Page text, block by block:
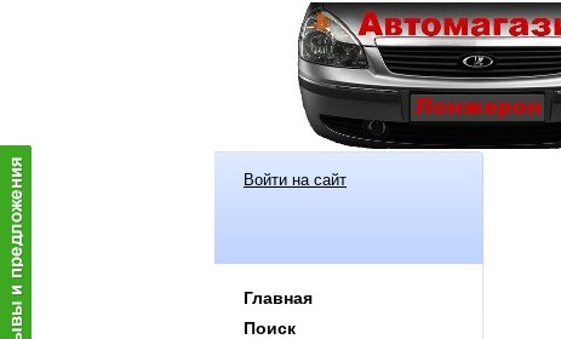
Войти на сайт
Главная
Поиск